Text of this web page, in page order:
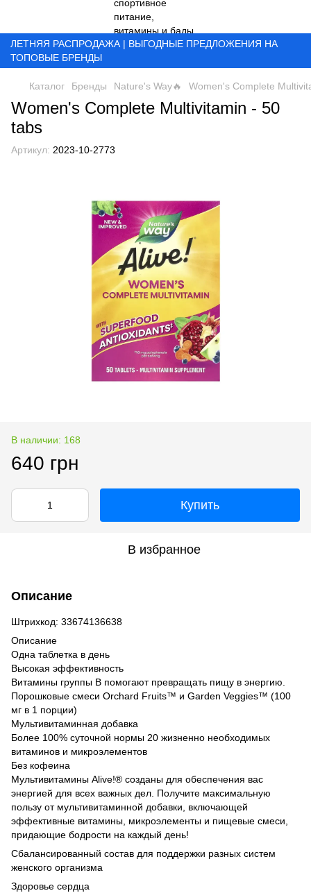
ЛЕТНЯЯ РАСПРОДАЖА | ВЫГОДНЫЕ ПРЕДЛОЖЕНИЯ НА
ТОПОВЫЕ БРЕНДЫ
Каталог Бренды Nature's Way🔥 Women's Complete
Women's Complete Multivitamin - 50
tabs
Артикул: 2023-10-2773
В наличии: 168
640 грн
Купить
В избранное
Описание
Штрихкод: 33674136638
Описание
Одна таблетка в день
Высокая эффективность
Витамины группы B помогают превращать пищу в энергию.
Порошковые смеси Orchard Fruits™ и Garden Veggies™ (100
мг в 1 порции)
Мультивитаминная добавка
Более 100% суточной нормы 20 жизненно необходимых
витаминов и микроэлементов
Без кофеина
Мультивитамины Alive!® созданы для обеспечения вас
энергией для всех важных дел. Получите максимальную
пользу от мультивитаминной добавки, включающей
эффективные витамины, микроэлементы и пищевые смеси,
придающие бодрости на каждый день!
Сбалансированный состав для поддержки разных систем
женского организма
Здоровье сердца